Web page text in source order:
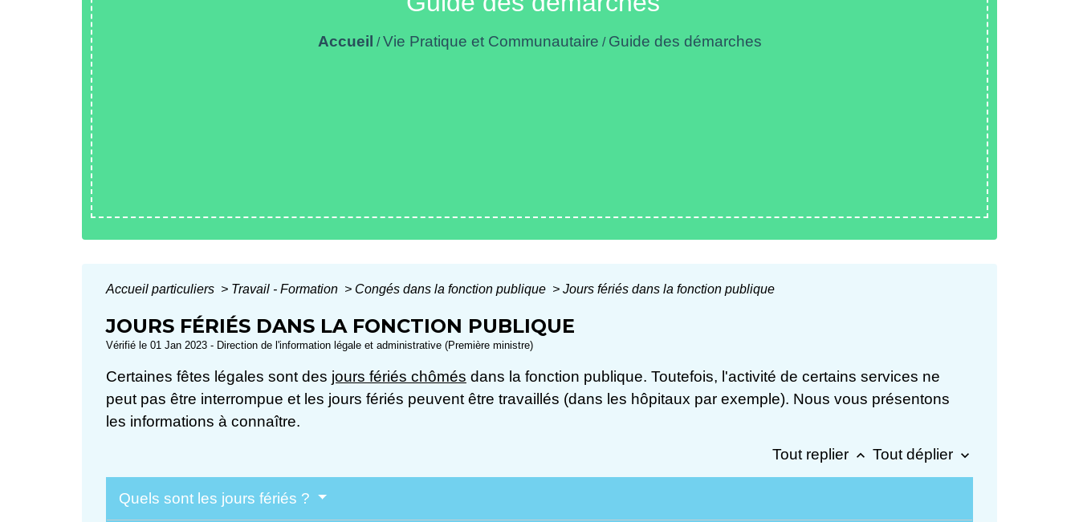
Accueil /Vie Pratique et Communautaire / Guide des démarches
Accueil particuliers > Travail - Formation > Congés dans la fonction publique > Jours fériés dans la fonction publique
JOURS FÉRIÉS DANS LA FONCTION PUBLIQUE
Vérifié le 01 Jan 2023 - Direction de l'information légale et administrative (Première ministre)
Certaines fêtes légales sont des jours fériés chômés dans la fonction publique. Toutefois, l'activité de certains services ne
peut pas être interrompue et les jours fériés peuvent être travaillés (dans les hôpitaux par exemple). Nous vous présentons
les informations à connaître.
Tout replier keyboard_arrow_up Tout déplier keyboard_arrow_down
Quels sont les jours fériés ?